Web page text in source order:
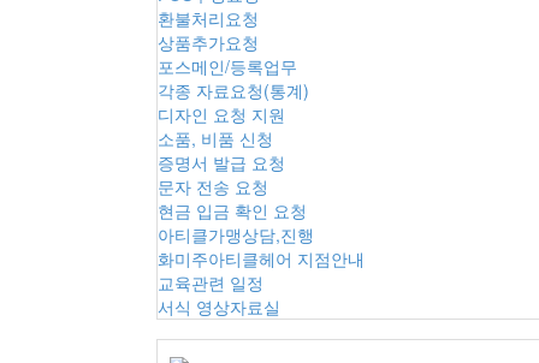
환불처리요청
상품추가요청
포스메인/등록업무
각종 자료요청(통계)
디자인 요청 지원
소품, 비품 신청
증명서 발급 요청
문자 전송 요청
현금 입금 확인 요청
아티클가맹상담,진행
화미주아티클헤어 지점안내
교육관련 일정
서식 영상자료실